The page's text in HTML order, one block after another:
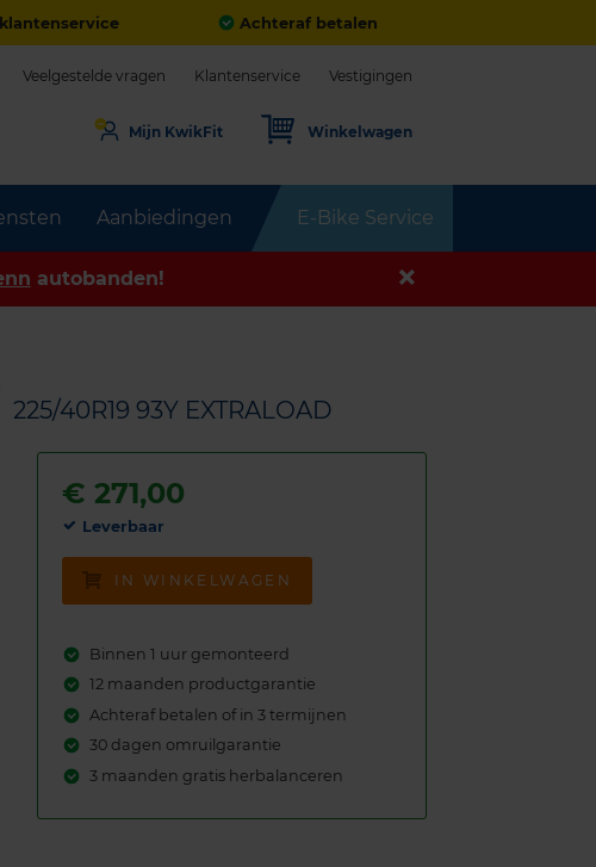
Achteraf betalen
Aanbiedingen E-Bike Service
Veelgestelde vragen Klantenservice Vestigingen
Mijn KwikFit Winkelwagen
autobanden!
225/40R19 93Y EXTRALOAD
€271,00
Leverbaar
IN WINKELWAGEN
Binnen 1 uur gemonteerd
12 maanden productgarantie
Achteraf betalen of in 3 termijnen
30 dagen omruilgarantie
3 maanden gratis herbalanceren